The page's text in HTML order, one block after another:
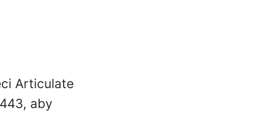
Articulate
aby